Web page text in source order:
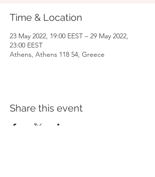
Time & Location
23 May 2022, 19:00 EEST – 29 May 2022,
23:00 EEST
Athens, Athens 118 54, Greece
Share this event